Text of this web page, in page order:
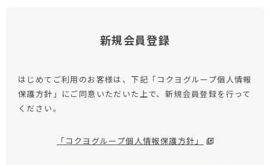
新規会員登録
はじめてご利用のお客様は、下記「コクヨグループ個人情報
保護方針」にご同意いただいた上で、新規会員登録を行って
ください。
「コクヨグループ個人情報保護方針」